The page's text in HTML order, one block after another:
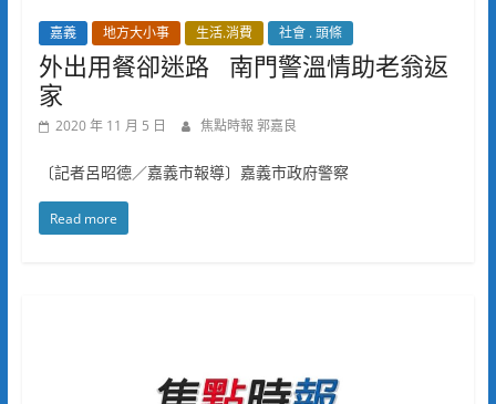
嘉義 地方大小事 生活.消費 社會 . 頭條
外出用餐卻迷路 南門警溫情助老翁返
家
2020 年 11 月 5 日 焦點時報 郭嘉良
〔記者呂昭德／嘉義市報導〕嘉義市政府警察
Read more